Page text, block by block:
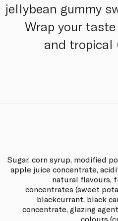
jellybean gummy
Wrap your
and tropical
Sugar, corn syrup, modified
apple juice concentrate,
natural flavours,
concentrates (sweet
blackcurrant, black
concentrate, glazing
colours